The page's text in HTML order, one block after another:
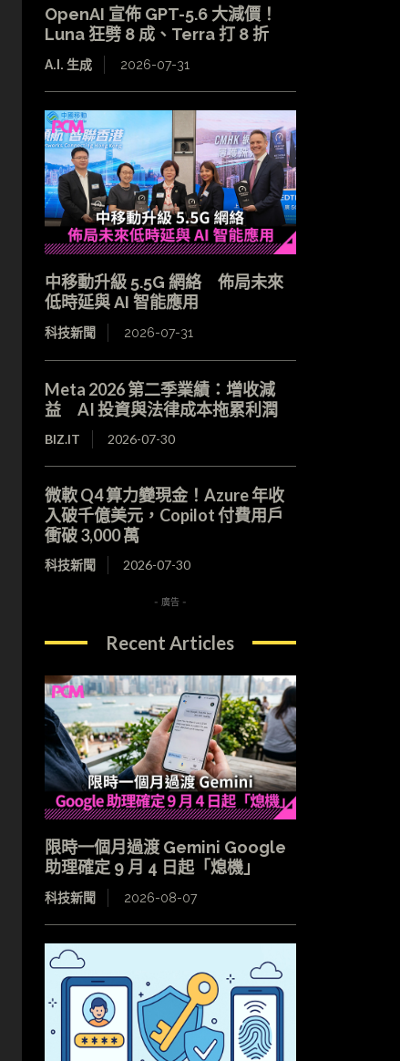
OpenAI 宣佈 GPT-5.6 大減價！
Luna 狂劈 8 成、Terra 打 8 折
A.I. 生成 2026-07-31
中移動升級 5.5G 網絡 佈局未來
低時延與 AI 智能應用
科技新聞 2026-07-31
Meta 2026 第二季業績：增收減
益 AI 投資與法律成本拖累利潤
BIZ.IT 2026-07-30
微軟 Q4 算力變現金！Azure 年收
入破千億美元，Copilot 付費用戶
衝破 3,000 萬
科技新聞 2026-07-30
- 廣告 -
Recent Articles
限時一個月過渡 Gemini Google
助理確定 9 月 4 日起「熄機」
科技新聞 2026-08-07